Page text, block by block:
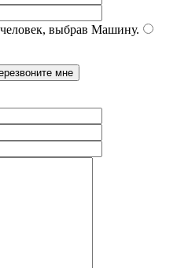
выбрав Машину.